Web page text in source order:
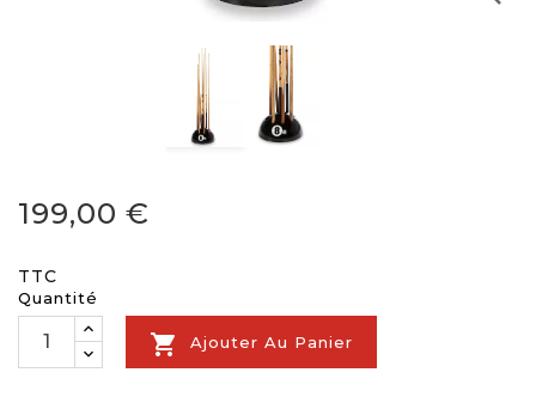
199,00 €
TTC
Quantité
 Ajouter Au Panier